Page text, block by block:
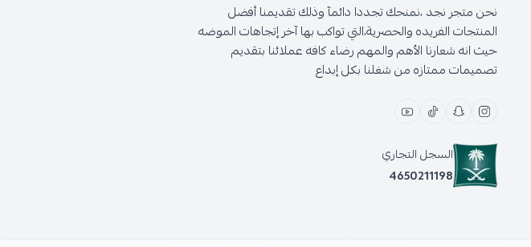
نحن متجر نجد ،نمنحك تجددا دائمآ وذلك تقديمنا أفضل
المنتجات الفريده والحصرية،التي تواكب بها آخر إتجاهات الموضه
حيث انه شعارنا الأهم والمهم رضاء كافه عملائنا بتقديم
تصميمات ممتازه من شغلنا بكل إبداع
السجل التجاري
4650211198